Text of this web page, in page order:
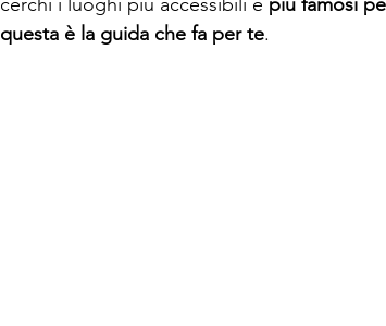
questa è la guida che fa per te.